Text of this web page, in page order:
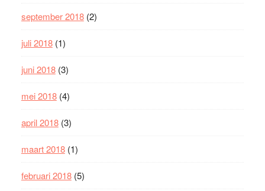
september 2018(2)
juli 2018(1)
juni 2018(3)
mei 2018(4)
april 2018(3)
maart 2018(1)
februari 2018(5)